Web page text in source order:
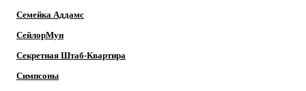
Семейка Аддамс
СейлорМун
Секретная Штаб-Квартира
Симпсоны